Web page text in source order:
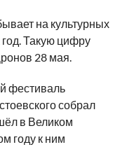
на культурных
Такую цифру
28 мая.
фестиваль
собрал
в Великом
году к ним